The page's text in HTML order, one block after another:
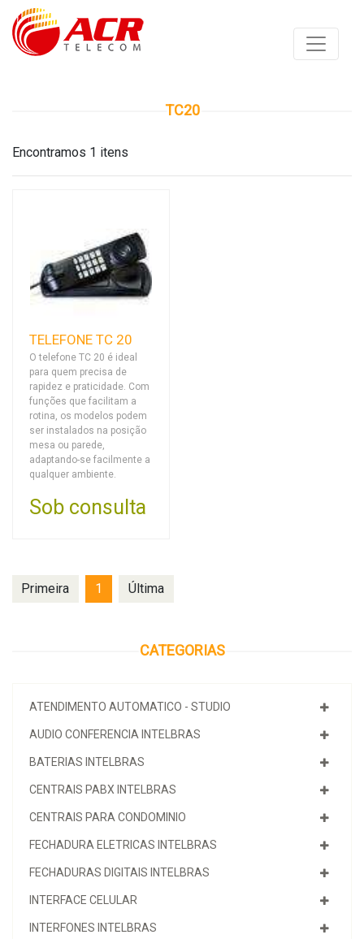
CATEGORIAS
ATENDIMENTO AUTOMATICO - STUDIO
AUDIO CONFERENCIA INTELBRAS
BATERIAS INTELBRAS
CENTRAIS PABX INTELBRAS
CENTRAIS PARA CONDOMINIO
FECHADURA ELETRICAS INTELBRAS
FECHADURAS DIGITAIS INTELBRAS
INTERFACE CELULAR
INTERFONES INTELBRAS
TC20
Encontramos 1 itens
TELEFONE TC 20
O telefone TC 20 é ideal
para quem precisa de
rapidez e praticidade. Com
funções que facilitam a
rotina, os modelos podem
ser instalados na posição
mesa ou parede,
adaptando-se facilmente a
qualquer ambiente.
Sob consulta
Primeira 1 Última